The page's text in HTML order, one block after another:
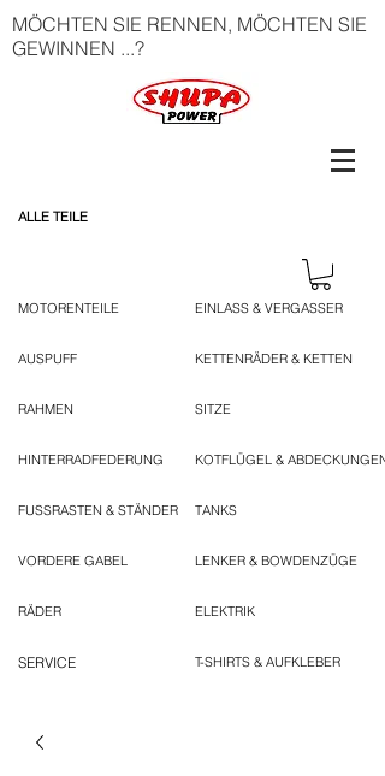
MÖCHTEN SIE RENNEN, MÖCHTEN SIE
GEWINNEN ...?
ALLE TEILE
MOTORENTEILE
AUSPUFF
RAHMEN
HINTERRADFEDERUNG
FUSSRASTEN & STÄNDER
VORDERE GABEL
RÄDER
SERVICE
EINLASS & VERGASSER
KETTENRÄDER & KETTEN
SITZE
KOTFLÜGEL & ABDECKUNGEN
TANKS
LENKER & BOWDENZÜGE
ELEKTRIK
T-SHIRTS & AUFKLEBER